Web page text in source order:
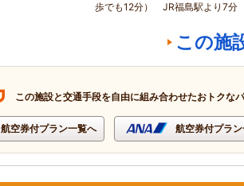
歩でも12分） JR福島駅より7
この施
この施設と交通手段を自由に組み合わせたおトクな
航空券付プラン一覧へ 航空券付プラ